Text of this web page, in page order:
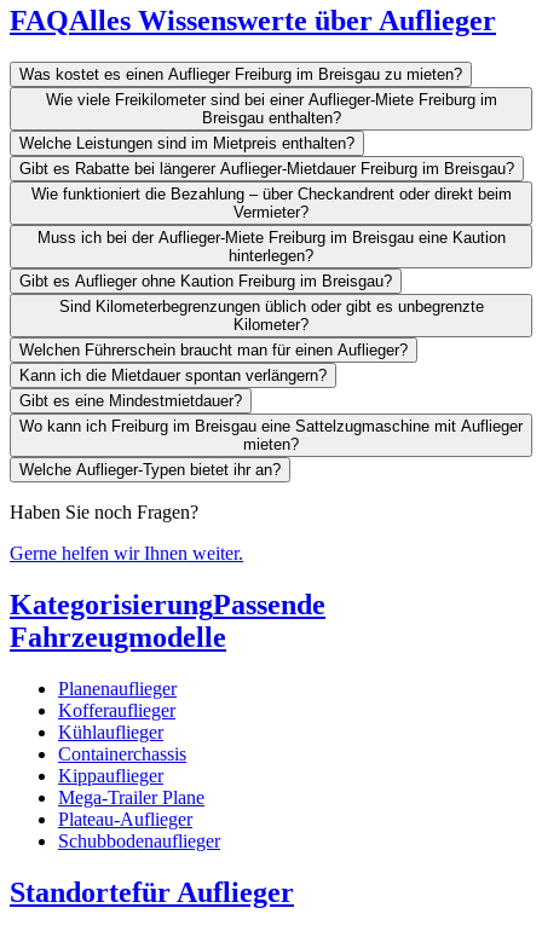
FAQAlles Wissenswerte über Auflieger
Was kostet es einen Auflieger Freiburg im Breisgau zu mieten?
Wie viele Freikilometer sind bei einer Auflieger-Miete Freiburg im
Breisgau enthalten?
Welche Leistungen sind im Mietpreis enthalten?
Gibt es Rabatte bei längerer Auflieger-Mietdauer Freiburg im Breisgau?
Wie funktioniert die Bezahlung – über Checkandrent oder direkt beim
Vermieter?
Muss ich bei der Auflieger-Miete Freiburg im Breisgau eine Kaution
hinterlegen?
Gibt es Auflieger ohne Kaution Freiburg im Breisgau?
Sind Kilometerbegrenzungen üblich oder gibt es unbegrenzte
Kilometer?
Welchen Führerschein braucht man für einen Auflieger?
Kann ich die Mietdauer spontan verlängern?
Gibt es eine Mindestmietdauer?
Wo kann ich Freiburg im Breisgau eine Sattelzugmaschine mit Auflieger
mieten?
Welche Auflieger-Typen bietet ihr an?
Haben Sie noch Fragen?
Gerne helfen wir Ihnen weiter.
KategorisierungPassende
Fahrzeugmodelle
Planenauflieger
Kofferauflieger
Kühlauflieger
Containerchassis
Kippauflieger
Mega-Trailer Plane
Plateau-Auflieger
Schubbodenauflieger
Standortefür Auflieger